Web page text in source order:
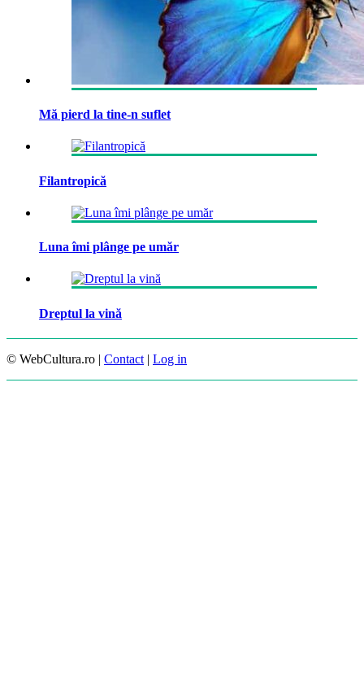
Mă pierd la tine-n suflet
Filantropică
Luna îmi plânge pe umăr
Dreptul la vină
© WebCultura.ro | Contact | Log in